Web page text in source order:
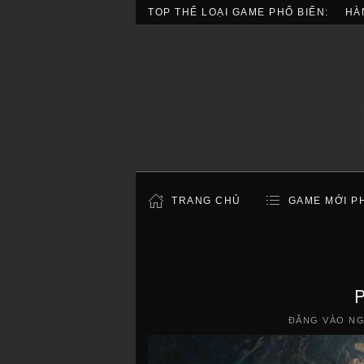
TOP THỂ LOẠI GAME PHỔ BIẾN:
TRANG CHỦ GAME MỚI
ĐĂNG VÀO